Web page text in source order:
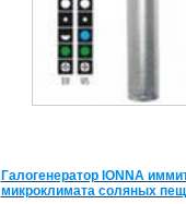
Галогенератор IONNA
микроклимата соляных